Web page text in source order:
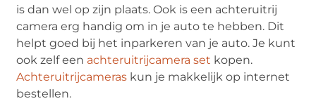
is dan wel op zijn plaats. Ook is een achteruitrij
camera erg handig om in je auto te hebben. Dit
helpt goed bij het inparkeren van je auto. Je kunt
ook zelf een achteruitrijcamera set kopen.
Achteruitrijcameras kun je makkelijk op internet
bestellen.